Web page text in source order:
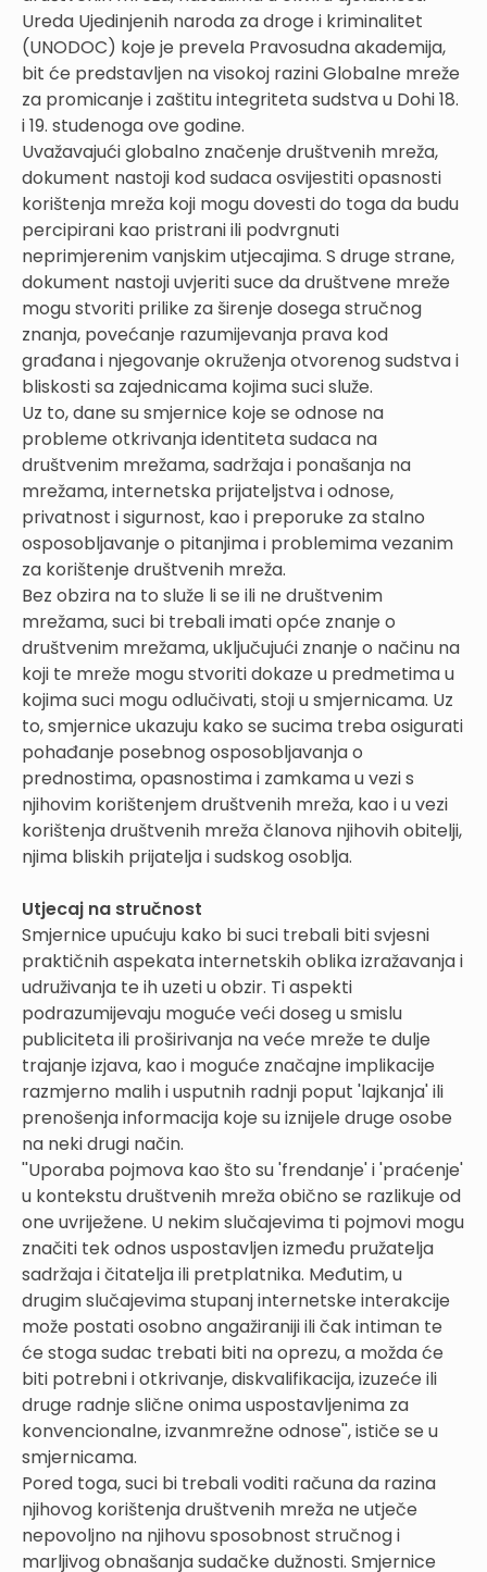
Ureda Ujedinjenih naroda za droge i kriminalitet
(UNODOC) koje je prevela Pravosudna akademija,
bit će predstavljen na visokoj razini Globalne mreže
za promicanje i zaštitu integriteta sudstva u Dohi 18.
i 19. studenoga ove godine.
Uvažavajući globalno značenje društvenih mreža,
dokument nastoji kod sudaca osvijestiti opasnosti
korištenja mreža koji mogu dovesti do toga da budu
percipirani kao pristrani ili podvrgnuti
neprimjerenim vanjskim utjecajima. S druge strane,
dokument nastoji uvjeriti suce da društvene mreže
mogu stvoriti prilike za širenje dosega stručnog
znanja, povećanje razumijevanja prava kod
građana i njegovanje okruženja otvorenog sudstva i
bliskosti sa zajednicama kojima suci služe.
Uz to, dane su smjernice koje se odnose na
probleme otkrivanja identiteta sudaca na
društvenim mrežama, sadržaja i ponašanja na
mrežama, internetska prijateljstva i odnose,
privatnost i sigurnost, kao i preporuke za stalno
osposobljavanje o pitanjima i problemima vezanim
za korištenje društvenih mreža.
Bez obzira na to služe li se ili ne društvenim
mrežama, suci bi trebali imati opće znanje o
društvenim mrežama, uključujući znanje o načinu na
koji te mreže mogu stvoriti dokaze u predmetima u
kojima suci mogu odlučivati, stoji u smjernicama. Uz
to, smjernice ukazuju kako se sucima treba osigurati
pohađanje posebnog osposobljavanja o
prednostima, opasnostima i zamkama u vezi s
njihovim korištenjem društvenih mreža, kao i u vezi
korištenja društvenih mreža članova njihovih obitelji,
njima bliskih prijatelja i sudskog osoblja.
Utjecaj na stručnost
Smjernice upućuju kako bi suci trebali biti svjesni
praktičnih aspekata internetskih oblika izražavanja i
udruživanja te ih uzeti u obzir. Ti aspekti
podrazumijevaju moguće veći doseg u smislu
publiciteta ili proširivanja na veće mreže te dulje
trajanje izjava, kao i moguće značajne implikacije
razmjerno malih i usputnih radnji poput 'lajkanja' ili
prenošenja informacija koje su iznijele druge osobe
na neki drugi način.
''Uporaba pojmova kao što su 'frendanje' i 'praćenje'
u kontekstu društvenih mreža obično se razlikuje od
one uvriježene. U nekim slučajevima ti pojmovi mogu
značiti tek odnos uspostavljen između pružatelja
sadržaja i čitatelja ili pretplatnika. Međutim, u
drugim slučajevima stupanj internetske interakcije
može postati osobno angažiraniji ili čak intiman te
će stoga sudac trebati biti na oprezu, a možda će
biti potrebni i otkrivanje, diskvalifikacija, izuzeće ili
druge radnje slične onima uspostavljenima za
konvencionalne, izvanmrežne odnose'', ističe se u
smjernicama.
Pored toga, suci bi trebali voditi računa da razina
njihovog korištenja društvenih mreža ne utječe
nepovoljno na njihovu sposobnost stručnog i
marljivog obnašanja sudačke dužnosti. Smjernice